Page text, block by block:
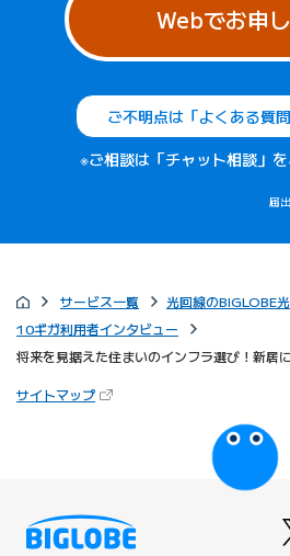
Webでお申
ご不明点は「よくある質
※ご相談は「チャット相談」を
届
サービス一覧 光回線のBIGLOBE光
10ギガ利用者インタビュー
将来を見据えた住まいのインフラ選び！新居
サイトマップ（新しいタブで開きます）
びっぷるの